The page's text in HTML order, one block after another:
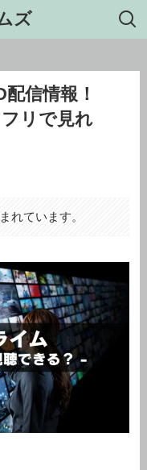
ズ
信情報！
リで見れ
れています。